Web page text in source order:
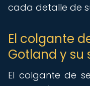
cada detalle de
El colgante
Gotland y su
El colgante de